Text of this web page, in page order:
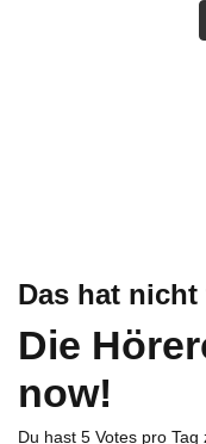
Das hat
Die
now!
Du hast 5 Votes pro